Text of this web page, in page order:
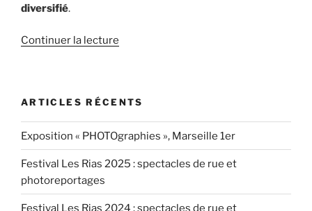
diversifié.
Continuer la lecture
m’a
fait
connaître
des
groupes
vivre
ARTICLES RÉCENTS
Exposition « PHOTOgraphies », Marseille 1er
Festival Les Rias 2025 : spectacles de rue et
photoreportages
Festival Les Rias 2024 : spectacles de rue et